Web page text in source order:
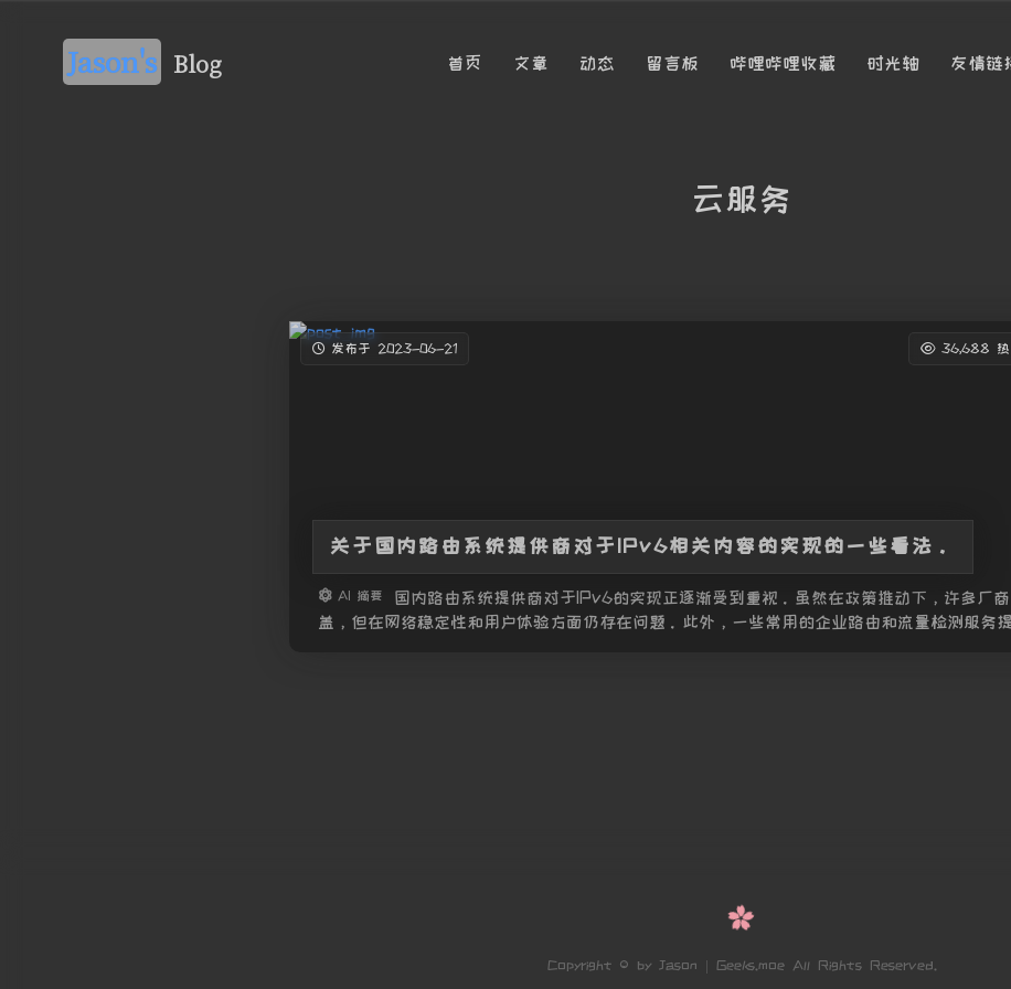
Jason's Blog 首页 文章 动态 留言板 哔哩哔哩收藏 时光轴 友情链
云服务
发布于 2023-06-21 36,688 热
关于国内路由系统提供商对于IPv6相关内容的实现的一些看法。
AI 摘要
国内路由系统提供商对于IPv6的实现正逐渐受到重视。虽然在政策推动下，许多厂
盖，但在网络稳定性和用户体验方面仍存在问题。此外，一些常用的企业路由和流量检测服务
Copyright © by Jason | Geeks.moe All Rights Reserved.